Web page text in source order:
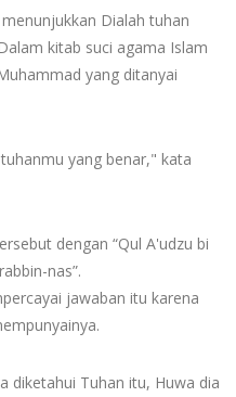
Dialah tuhan
kitab suci agama Islam
yang ditanyai
yang benar," kata
dengan “Qul A'udzu bi
nas”.
jawaban itu karena
diketahui Tuhan itu, Huwa dia